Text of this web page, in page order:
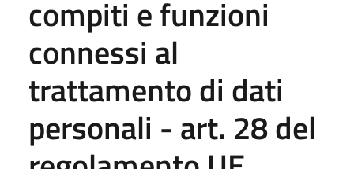
compiti e funzioni
connessi al
trattamento di dati
personali - art. 28 del